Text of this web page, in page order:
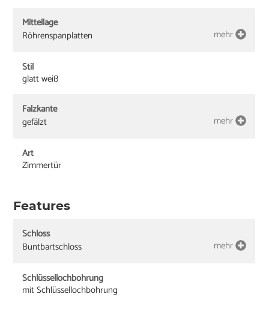
Mittellage
Röhrenspanplatten
mehr
Stil
glatt weiß
Falzkante
gefälzt
mehr
Art
Zimmertür
Features
Schloss
Buntbartschloss
mehr
Schlüssellochbohrung
mit Schlüssellochbohrung